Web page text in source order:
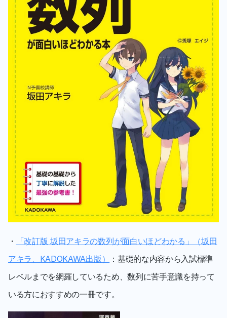
・
「改訂版 坂田アキラの数列が面白いほどわかる」（坂田
アキラ、KADOKAWA出版）
：基礎的な内容から入試標準
レベルまでを網羅しているため、数列に苦手意識を持って
いる方におすすめの一冊です。